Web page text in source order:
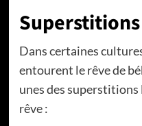
Superstitions
Dans certaines
entourent le rêve de
unes des superstitions
rêve :